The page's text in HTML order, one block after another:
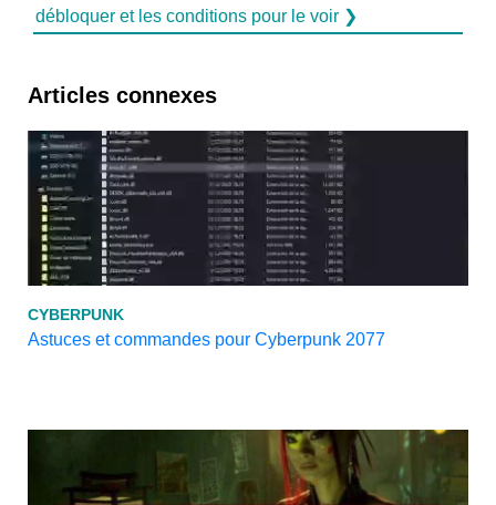
débloquer et les conditions pour le voir ❯
Articles connexes
CYBERPUNK
Astuces et commandes pour Cyberpunk 2077